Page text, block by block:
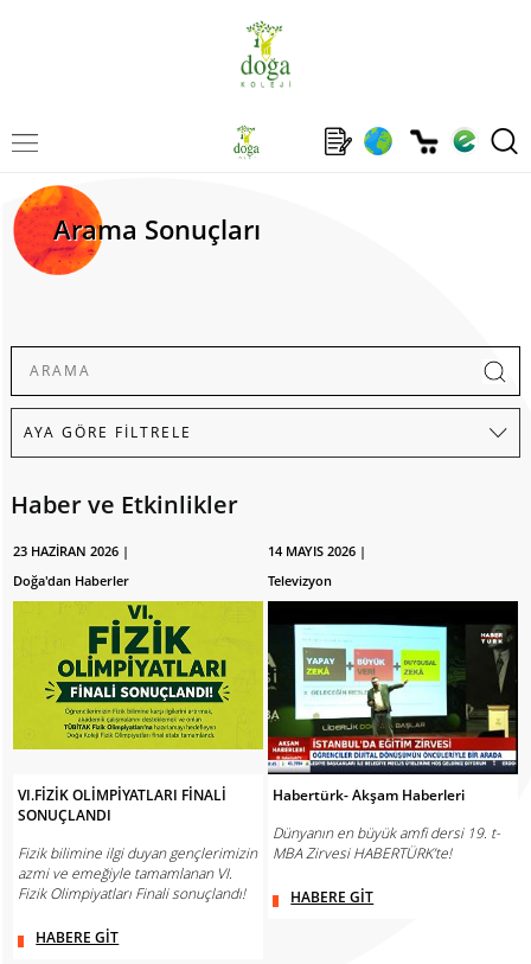
Arama Sonuçları
Haber ve Etkinlikler
23 HAZİRAN 2026 |
Doğa'dan Haberler
VI.FİZİK OLİMPİYATLARI FİNALİ
SONUÇLANDI
Fizik bilimine ilgi duyan gençlerimizin
azmi ve emeğiyle tamamlanan VI.
Fizik Olimpiyatları Finali sonuçlandı!
HABERE GİT
14 MAYIS 2026 |
Televizyon
Habertürk- Akşam Haberleri
Dünyanın en büyük amfi dersi 19. t-
MBA Zirvesi HABERTÜRK’te!
HABERE GİT